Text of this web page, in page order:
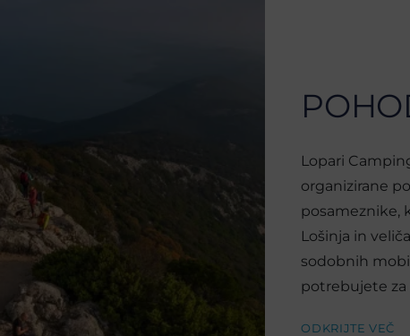
Lopari
organizirane
posameznike,
Lošinja in
sodobnih
potrebujete
ODKRIJTE VEČ